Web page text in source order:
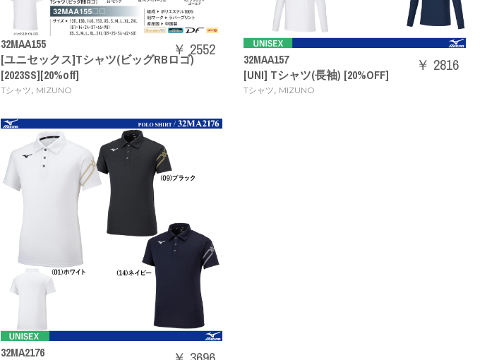
32MAA155
[ユニセックス]Tシャツ(ビッグRBロゴ)
[2023SS][20%off]
Tシャツ, MIZUNO
￥ 2552
32MAA157
[UNI] Tシャツ(長袖) [20%OFF]
Tシャツ, MIZUNO
￥ 2816
32MA2176